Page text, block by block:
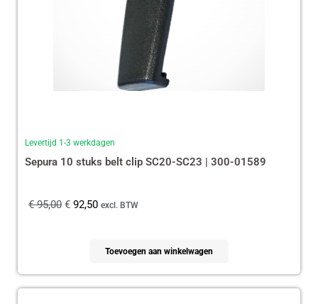
Levertijd 1-3 werkdagen
Sepura 10 stuks belt clip SC20-SC23 | 300-01589
€95,00 € 92,50 excl. BTW
Toevoegen aan winkelwagen